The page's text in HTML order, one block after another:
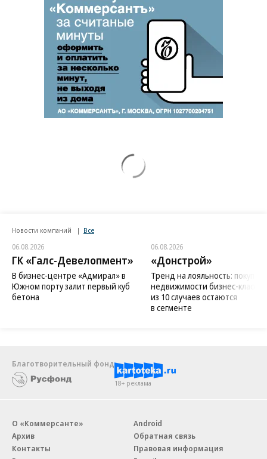
Новости компаний Все
06.08.2026
ГК «Галс-Девелопмент»
В бизнес-центре «Адмирал» в
Южном порту залит первый куб
бетона
06.08.2026
«Донстрой»
Тренд на лояльность:
недвижимости бизнес-класса
из 10 случаев остаются
в сегменте
Благотворительный фонд
18+ реклама
О «Коммерсанте»
Архив
Контакты
Android
Обратная связь
Правовая информация